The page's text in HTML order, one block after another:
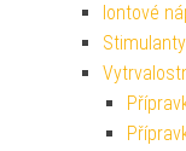
Iontové